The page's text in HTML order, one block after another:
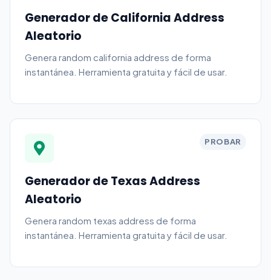
Generador de California Address
Aleatorio
Genera random california address de forma
instantánea. Herramienta gratuita y fácil de usar.
PROBAR
Generador de Texas Address
Aleatorio
Genera random texas address de forma
instantánea. Herramienta gratuita y fácil de usar.